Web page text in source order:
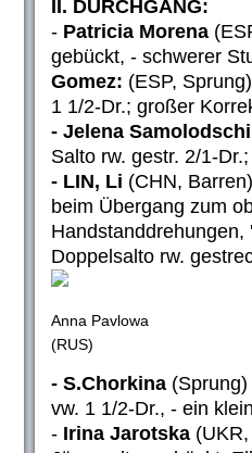
II. DURCHGANG:
- Patricia Morena
gebückt, - schwerer
Gomez: (ESP,
1 1/2-Dr.; großer
- Jelena
Salto rw. gestr. 2/1-
- LIN, Li (CHN,
beim Übergang zum
Doppelsalto rw.
Anna Pavlowa
(RUS)
- S.Chorkina
vw. 1 1/2-Dr., - ein
- Irina Jarotska